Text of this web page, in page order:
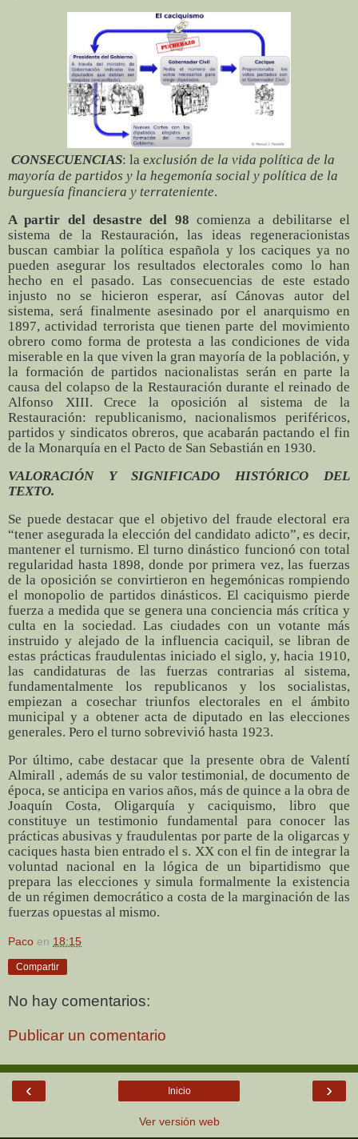
CONSECUENCIAS: la exclusión de la vida política de la
mayoría de partidos y la hegemonía social y política de la
burguesía financiera y terrateniente.
A partir del desastre del 98 comienza a debilitarse el
sistema de la Restauración, las ideas regeneracionistas
buscan cambiar la política española y los caciques ya no
pueden asegurar los resultados electorales como lo han
hecho en el pasado. Las consecuencias de este estado
injusto no se hicieron esperar, así Cánovas autor del
sistema, será finalmente asesinado por el anarquismo en
1897, actividad terrorista que tienen parte del movimiento
obrero como forma de protesta a las condiciones de vida
miserable en la que viven la gran mayoría de la población, y
la formación de partidos nacionalistas serán en parte la
causa del colapso de la Restauración durante el reinado de
Alfonso XIII. Crece la oposición al sistema de la
Restauración: republicanismo, nacionalismos periféricos,
partidos y sindicatos obreros, que acabarán pactando el fin
de la Monarquía en el Pacto de San Sebastián en 1930.
VALORACIÓN Y SIGNIFICADO HISTÓRICO DEL
TEXTO.
Se puede destacar que el objetivo del fraude electoral era
“tener asegurada la elección del candidato adicto”, es decir,
mantener el turnismo. El turno dinástico funcionó con total
regularidad hasta 1898, donde por primera vez, las fuerzas
de la oposición se convirtieron en hegemónicas rompiendo
el monopolio de partidos dinásticos. El caciquismo pierde
fuerza a medida que se genera una conciencia más crítica y
culta en la sociedad. Las ciudades con un votante más
instruido y alejado de la influencia caciquil, se libran de
estas prácticas fraudulentas iniciado el siglo, y, hacia 1910,
las candidaturas de las fuerzas contrarias al sistema,
fundamentalmente los republicanos y los socialistas,
empiezan a cosechar triunfos electorales en el ámbito
municipal y a obtener acta de diputado en las elecciones
generales. Pero el turno sobrevivió hasta 1923.
Por último, cabe destacar que la presente obra de Valentí
Almirall , además de su valor testimonial, de documento de
época, se anticipa en varios años, más de quince a la obra de
Joaquín Costa, Oligarquía y caciquismo, libro que
constituye un testimonio fundamental para conocer las
prácticas abusivas y fraudulentas por parte de la oligarcas y
caciques hasta bien entrado el s. XX con el fin de integrar la
voluntad nacional en la lógica de un bipartidismo que
prepara las elecciones y simula formalmente la existencia
de un régimen democrático a costa de la marginación de las
fuerzas opuestas al mismo.
Paco en 18:15
Compartir
No hay comentarios:
Publicar un comentario
‹ ›
Inicio
Ver versión web